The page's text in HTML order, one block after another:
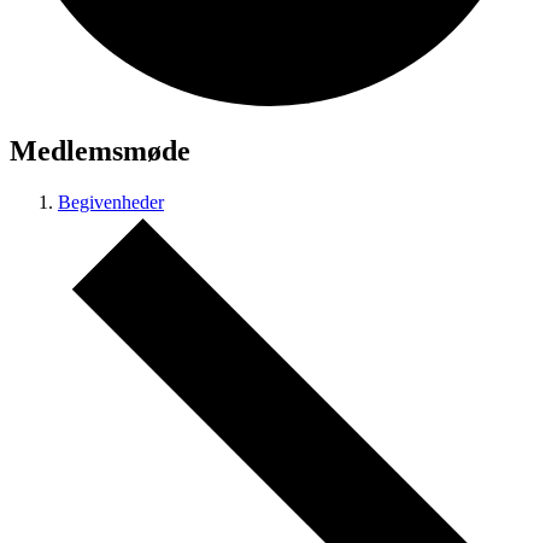
Medlemsmøde
Begivenheder